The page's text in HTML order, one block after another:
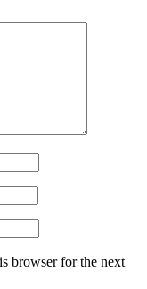
browser for the next